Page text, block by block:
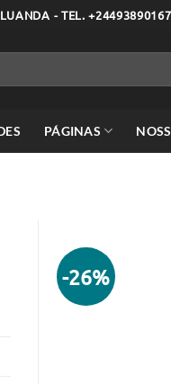
- TEL.
PÁGINAS
-26%